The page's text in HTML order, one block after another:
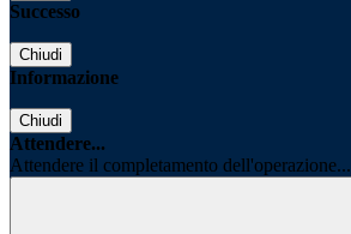
Successo
Chiudi
Informazione
Chiudi
Attendere...
Attendere il completamento dell'operazione...